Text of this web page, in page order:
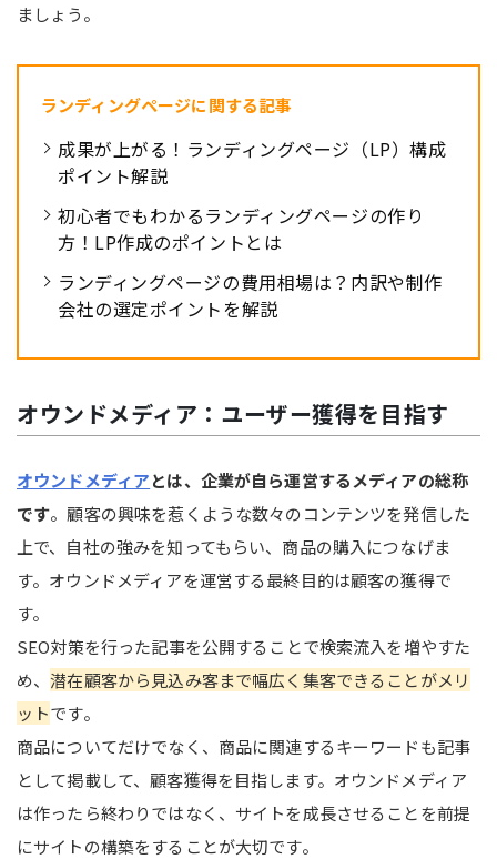
ましょう。
ランディングページに関する記事
成果が上がる！ランディングページ（LP）構成
ポイント解説
初心者でもわかるランディングページの作り
方！LP作成のポイントとは
ランディングページの費用相場は？内訳や制作
会社の選定ポイントを解説
オウンドメディア：ユーザー獲得を目指す
オウンドメディアとは、企業が自ら運営するメディアの総称
です。顧客の興味を惹くような数々のコンテンツを発信した
上で、自社の強みを知ってもらい、商品の購入につなげま
す。オウンドメディアを運営する最終目的は顧客の獲得で
す。
SEO対策を行った記事を公開することで検索流入を増やすた
め、潜在顧客から見込み客まで幅広く集客できることがメリ
ットです。
商品についてだけでなく、商品に関連するキーワードも記事
として掲載して、顧客獲得を目指します。オウンドメディア
は作ったら終わりではなく、サイトを成長させることを前提
にサイトの構築をすることが大切です。